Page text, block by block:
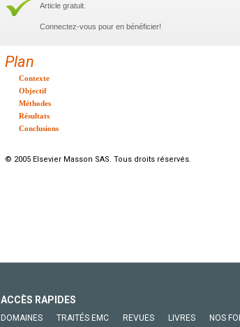
Article gratuit.
Connectez-vous pour en bénéficier!
Plan
Contexte
Objectif
Méthodes
Résultats
Conclusions
© 2005 Elsevier Masson SAS. Tous droits réservés.
ACCÈS RAPIDES
DOMAINES TRAITÉS EMC REVUES LIVRES NOS